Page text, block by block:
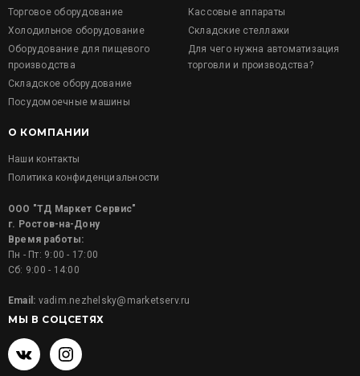
Торговое оборудование
Холодильное оборудование
Оборудование для пищевого
производства
Складское оборудование
Посудомоечные машины
Кассовые аппараты
Складские стеллажи
Для чего нужна автоматизация
торговли и производства?
О КОМПАНИИ
Наши контакты
Политика конфиденциальности
ООО "ТД Маркет Сервис"
г. Ростов-на-Дону
Время работы:
Пн - Пт: 9:00 - 17:00
Сб: 9:00 - 14:00
Email: vadim.nezhelsky@marketserv.ru
МЫ В СОЦСЕТЯХ